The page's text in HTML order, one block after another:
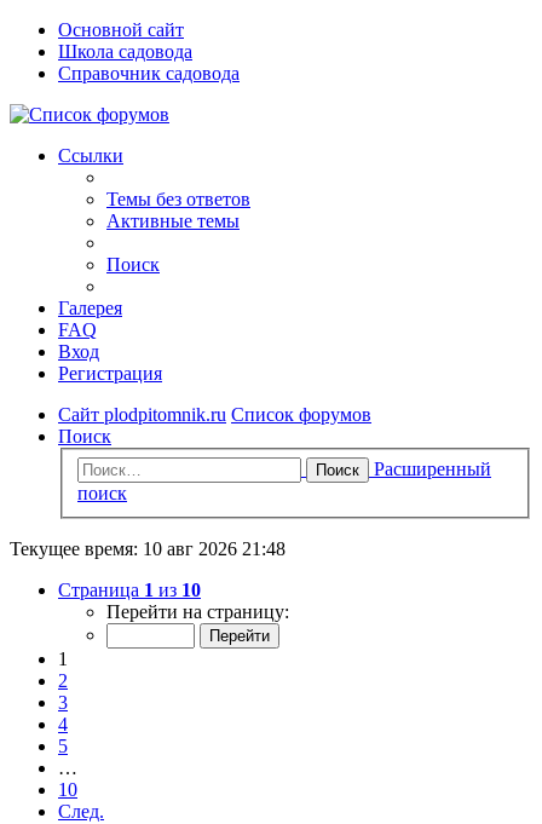
Основной сайт
Школа садовода
Справочник садовода
Ссылки
Темы без ответов
Активные темы
Поиск
Галерея
FAQ
Вход
Регистрация
Сайт plodpitomnik.ru Список форумов
Поиск
Поиск
Расширенный
поиск
Текущее время: 10 авг 2026 21:48
Страница 1 из 10
Перейти на страницу:
1
2
3
4
5
…
10
След.